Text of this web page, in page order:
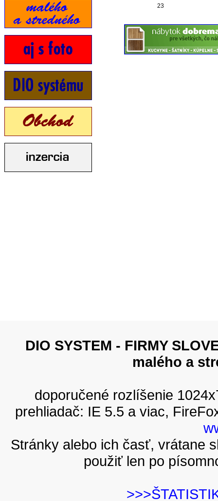
23
DIO SYSTEM - FIRMY
malého a
doporučené rozlíšenie
prehliadač: IE 5.5 a viac,
Stránky alebo ich časť, vrátane
použiť len po